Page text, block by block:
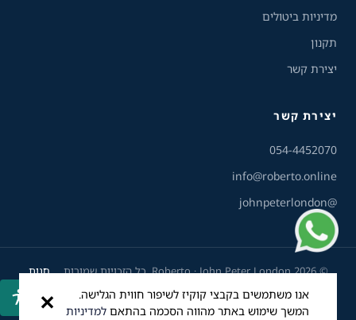
מדיניות ביטולים
תקנון
יצירת קשר
יצירת קשר
054-4452070
info@roberto.online
@johnpeterlondon
© 2026 Roberto · John Peter London. כל הזכויות שמורות.
חנות
MASTERCARD
Apple Pay
אנו משתמשים בקבצי קוקיז לשיפור חווית הגלישה.
המשך שימוש באתר מהווה הסכמה בהתאם למדיניות ✕
שירות הלקוחות והמכירות